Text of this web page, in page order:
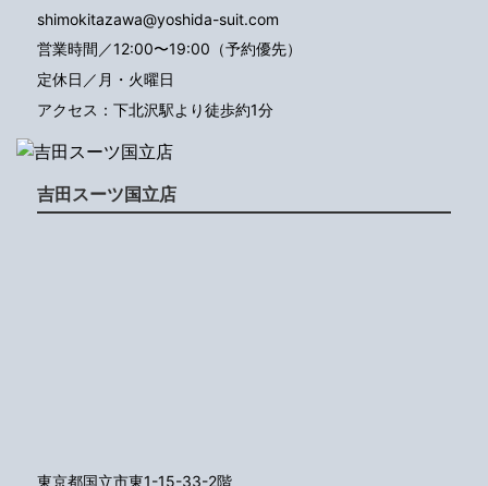
shimokitazawa@yoshida-suit.com
営業時間／12:00〜19:00（予約優先）
定休日／月・火曜日
アクセス：下北沢駅より徒歩約1分
吉田スーツ国立店
東京都国立市東1-15-33-2階